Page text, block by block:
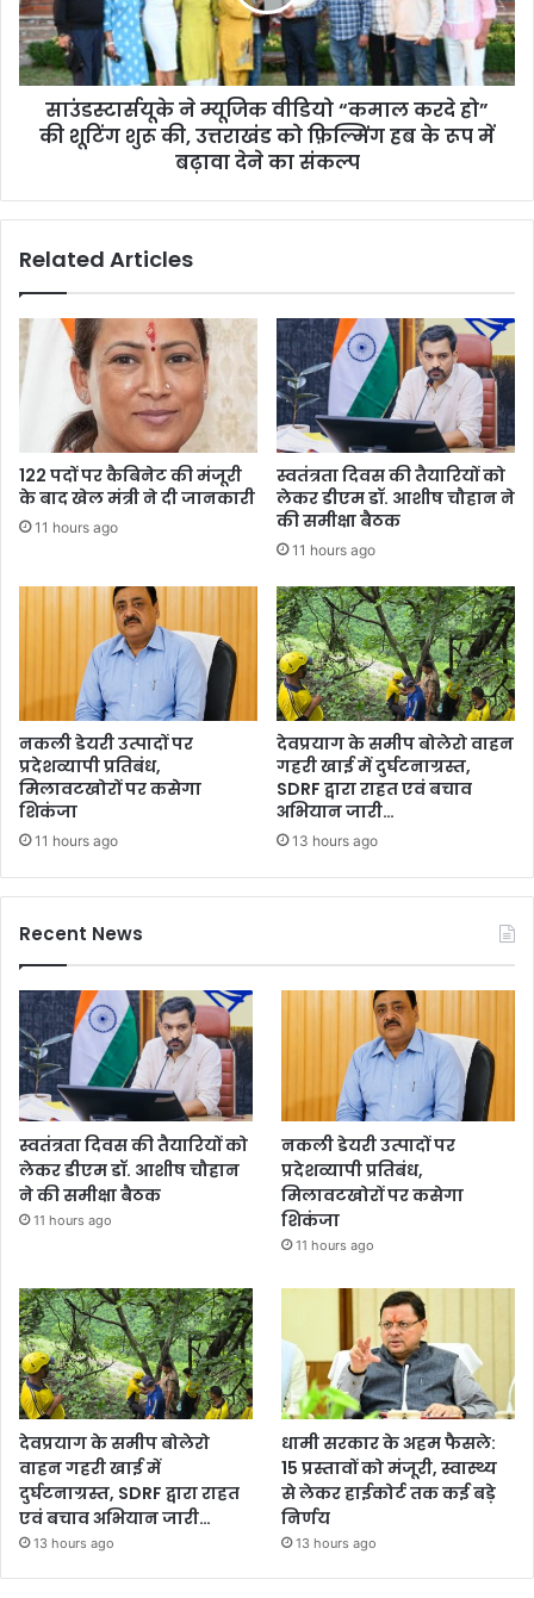
करदे
हो”
की
शूटिंग
फ़िल्मिंग
के
देने
का
संकल्प
साउंडस्टार्सयूके ने म्यूजिक वीडियो “कमाल करदे हो”
की शूटिंग शुरू की, उत्तराखंड को फ़िल्मिंग हब के रूप में
बढ़ावा देने का संकल्प
Related Articles
122 पदों पर कैबिनेट की मंजूरी
के बाद खेल मंत्री ने दी जानकारी
11 hours ago
स्वतंत्रता दिवस की तैयारियों को
लेकर डीएम डॉ. आशीष चौहान ने
की समीक्षा बैठक
11 hours ago
नकली डेयरी उत्पादों पर
प्रदेशव्यापी प्रतिबंध,
मिलावटखोरों पर कसेगा
शिकंजा
11 hours ago
देवप्रयाग के समीप बोलेरो वाहन
गहरी खाई में दुर्घटनाग्रस्त,
SDRF द्वारा राहत एवं बचाव
अभियान जारी…
13 hours ago
Recent News
स्वतंत्रता दिवस की तैयारियों को
लेकर डीएम डॉ. आशीष चौहान
ने की समीक्षा बैठक
11 hours ago
नकली डेयरी उत्पादों पर
प्रदेशव्यापी प्रतिबंध,
मिलावटखोरों पर कसेगा
शिकंजा
11 hours ago
देवप्रयाग के समीप बोलेरो
वाहन गहरी खाई में
दुर्घटनाग्रस्त, SDRF द्वारा राहत
एवं बचाव अभियान जारी…
13 hours ago
धामी सरकार के अहम फैसले:
15 प्रस्तावों को मंजूरी, स्वास्थ्य
से लेकर हाईकोर्ट तक कई बड़े
निर्णय
13 hours ago